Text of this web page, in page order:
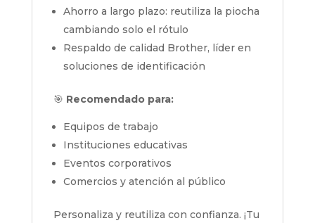
Ahorro a largo plazo: reutiliza la piocha
cambiando solo el rótulo
Respaldo de calidad Brother, líder en
soluciones de identificación
🎯 Recomendado para:
Equipos de trabajo
Instituciones educativas
Eventos corporativos
Comercios y atención al público
Personaliza y reutiliza con confianza. ¡Tu